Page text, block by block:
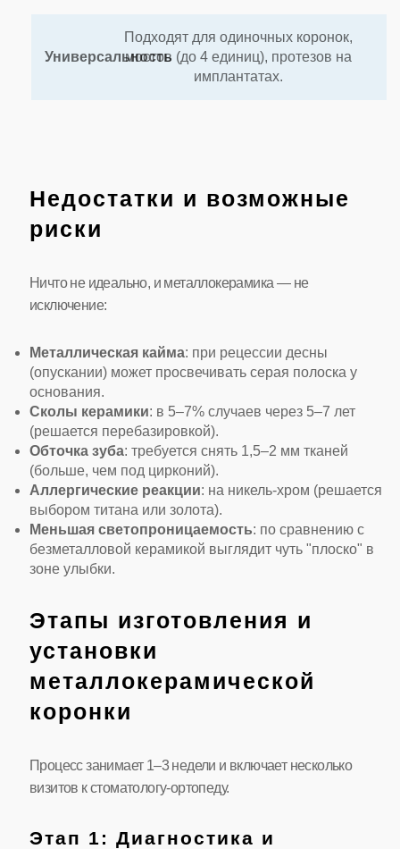
Универсальность
Подходят для одиночных коронок,
мостов (до 4 единиц), протезов на
имплантатах.
Недостатки и возможные
риски
Ничто не идеально, и металлокерамика — не
исключение:
Металлическая кайма: при рецессии десны
(опускании) может просвечивать серая полоска у
основания.
Сколы керамики: в 5–7% случаев через 5–7 лет
(решается перебазировкой).
Обточка зуба: требуется снять 1,5–2 мм тканей
(больше, чем под цирконий).
Аллергические реакции: на никель-хром (решается
выбором титана или золота).
Меньшая светопроницаемость: по сравнению с
безметалловой керамикой выглядит чуть "плоско" в
зоне улыбки.
Этапы изготовления и
установки
металлокерамической
коронки
Процесс занимает 1–3 недели и включает несколько
визитов к стоматологу-ортопеду.
Этап 1: Диагностика и